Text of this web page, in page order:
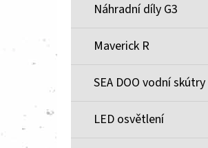
R
Náhradní díly G3
Maverick R
SEA DOO vodní skútry
LED osvětlení